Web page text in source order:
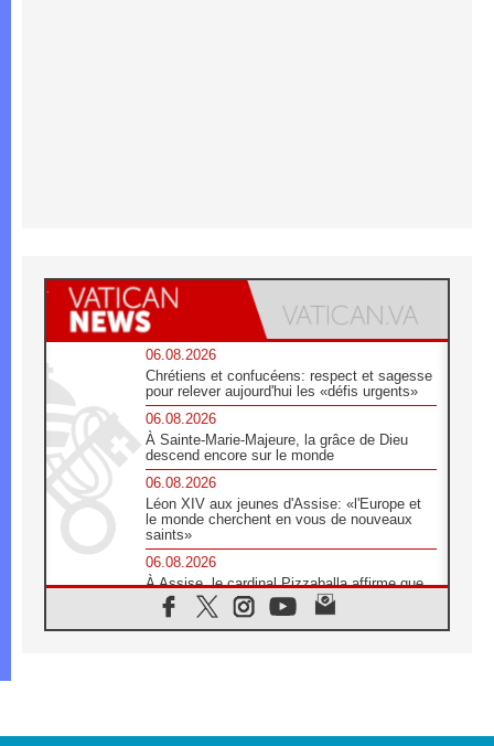
06.08.2026
Chrétiens et confucéens: respect et sagesse
pour relever aujourd'hui les «défis urgents»
06.08.2026
À Sainte-Marie-Majeure, la grâce de Dieu
descend encore sur le monde
06.08.2026
Léon XIV aux jeunes d'Assise: «l'Europe et
le monde cherchent en vous de nouveaux
saints»
06.08.2026
À Assise, le cardinal Pizzaballa affirme que
«les chrétiens veulent la paix»
06.08.2026